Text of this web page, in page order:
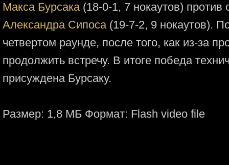
Макса Бурсака(18-0-1, 7 нокаутов) против
Александра Сипоса(19-7-2, 9 нокаутов).
четвертом раунде, после того, как из-за
продолжить встречу. В итоге победа
присуждена Бурсаку.
Размер: 1,8 МБ Формат: Flash video file